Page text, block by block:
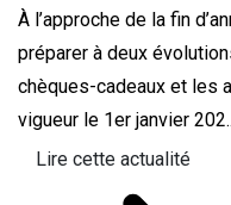
À l’approche de la fin
préparer à deux
chèques-cadeaux et les
vigueur le 1er janvier
Lire cette actualité